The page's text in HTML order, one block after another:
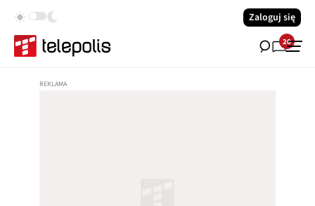
Zaloguj się
20